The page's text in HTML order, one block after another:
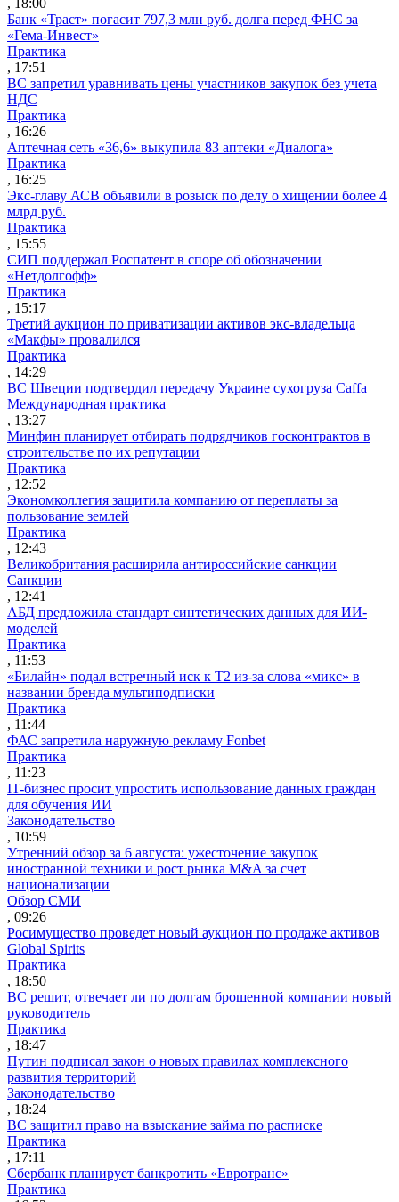
, 18:00
Банк «Траст» погасит 797,3 млн руб. долга перед ФНС за
«Гема-Инвест»
Практика
, 17:51
ВС запретил уравнивать цены участников закупок без учета
НДС
Практика
, 16:26
Аптечная сеть «36,6» выкупила 83 аптеки «Диалога»
Практика
, 16:25
Экс-главу АСВ объявили в розыск по делу о хищении более 4
млрд руб.
Практика
, 15:55
СИП поддержал Роспатент в споре об обозначении
«Нетдолгофф»
Практика
, 15:17
Третий аукцион по приватизации активов экс-владельца
«Макфы» провалился
Практика
, 14:29
ВС Швеции подтвердил передачу Украине сухогруза Caffa
Международная практика
, 13:27
Минфин планирует отбирать подрядчиков госконтрактов в
строительстве по их репутации
Практика
, 12:52
Экономколлегия защитила компанию от переплаты за
пользование землей
Практика
, 12:43
Великобритания расширила антироссийские санкции
Санкции
, 12:41
АБД предложила стандарт синтетических данных для ИИ-
моделей
Практика
, 11:53
«Билайн» подал встречный иск к Т2 из-за слова «микс» в
названии бренда мультиподписки
Практика
, 11:44
ФАС запретила наружную рекламу Fonbet
Практика
, 11:23
IT-бизнес просит упростить использование данных граждан
для обучения ИИ
Законодательство
, 10:59
Утренний обзор за 6 августа: ужесточение закупок
иностранной техники и рост рынка M&A за счет
национализации
Обзор СМИ
, 09:26
Росимущество проведет новый аукцион по продаже активов
Global Spirits
Практика
, 18:50
ВС решит, отвечает ли по долгам брошенной компании новый
руководитель
Практика
, 18:47
Путин подписал закон о новых правилах комплексного
развития территорий
Законодательство
, 18:24
ВС защитил право на взыскание займа по расписке
Практика
, 17:11
Сбербанк планирует банкротить «Евротранс»
Практика